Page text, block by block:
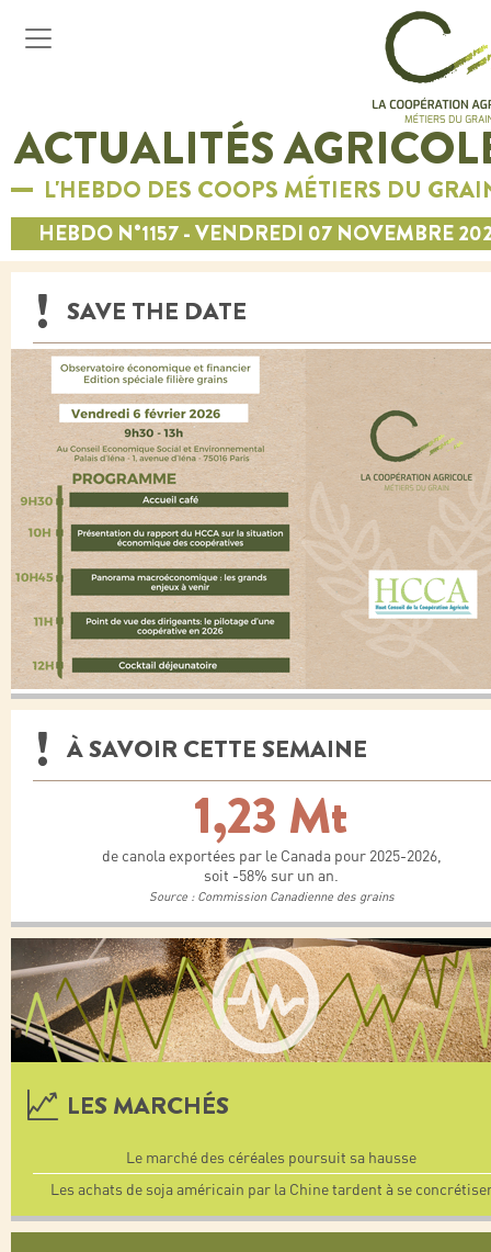
ACTUALITÉS
L'HEBDO DES COOPS MÉTIERS DU
HEBDO N°1157 - VENDREDI 07 NOVEMBRE
SAVE THE DATE
À SAVOIR CETTE SEMAINE
1,23 Mt
de canola exportées par le Canada pour 2025-2026,
soit -58% sur un an.
Source : Commission Canadienne des grains
LES MARCHÉS
Le marché des céréales poursuit sa hausse
Les achats de soja américain par la Chine tardent à se